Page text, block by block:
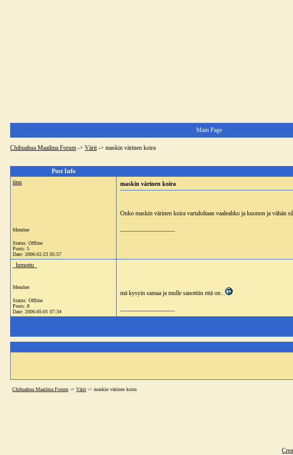
Main Page
Chihuahua Maailma Forum -> Värit-> maskin värinen koira
Post Info
iinu
Member
Status: Offline
Posts: 5
Date: 2006-02-23 05:57
maskin värinen koira
Onko maskin värinen koira vartaloltaan vaaleahko ja kuonon ja vähän
_lumottu_
Member
Status: Offline
Posts: 8
Date: 2006-05-01 07:34
mä kysyin samaa ja mulle sanottiin että on...
Chihuahua Maailma Forum -> Värit -> maskin värinen koira